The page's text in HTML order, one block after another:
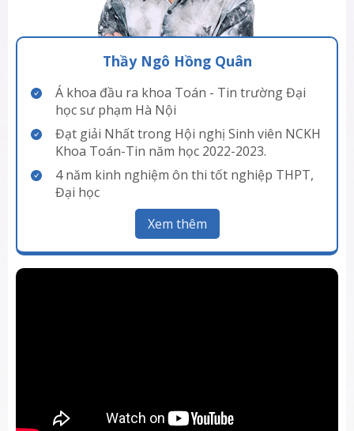
Thầy Ngô Hồng Quân
Á khoa đầu ra khoa Toán - Tin trường Đại
học sư phạm Hà Nội
Đạt giải Nhất trong Hội nghị Sinh viên NCKH
Khoa Toán-Tin năm học 2022-2023.
4 năm kinh nghiệm ôn thi tốt nghiệp THPT,
Đại học
Xem thêm